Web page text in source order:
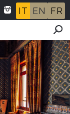
IT EN FR